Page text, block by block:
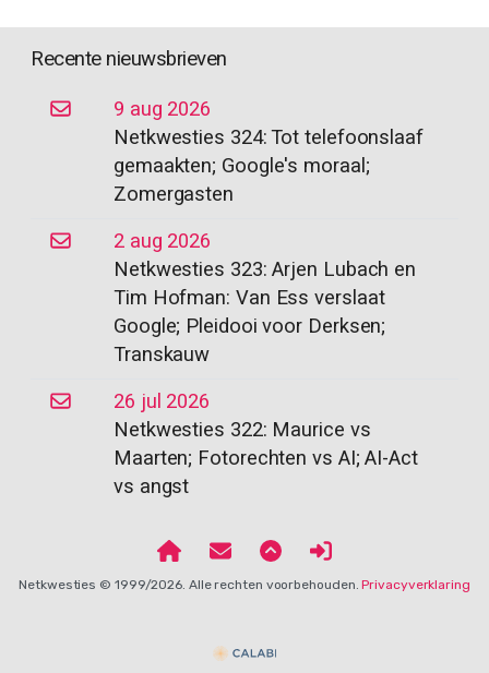
Recente nieuwsbrieven
9 aug 2026
Netkwesties 324: Tot telefoonslaaf
gemaakten; Google's moraal;
Zomergasten
2 aug 2026
Netkwesties 323: Arjen Lubach en
Tim Hofman: Van Ess verslaat
Google; Pleidooi voor Derksen;
Transkauw
26 jul 2026
Netkwesties 322: Maurice vs
Maarten; Fotorechten vs AI; AI-Act
vs angst
Netkwesties © 1999/2026. Alle rechten voorbehouden.Privacyverklaring